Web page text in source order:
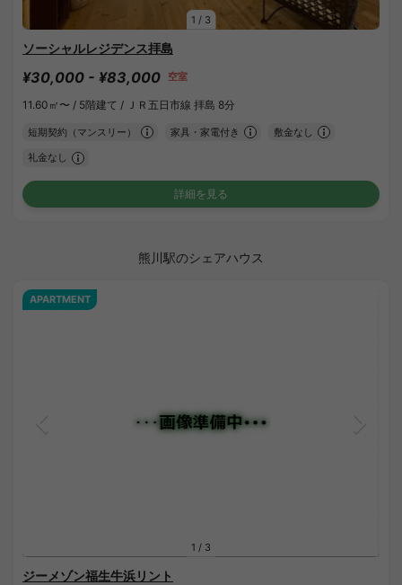
1 / 3
ソーシャルレジデンス拝島
¥30,000 - ¥83,000 空室
11.60㎡〜 / 5階建て / ＪＲ五日市線 拝島 8分
短期契約（マンスリー） 家具・家電付き 敷金なし
礼金なし
詳細を見る
熊川駅のシェアハウス
1 / 3
APARTMENT
ジーメゾン福生牛浜リント